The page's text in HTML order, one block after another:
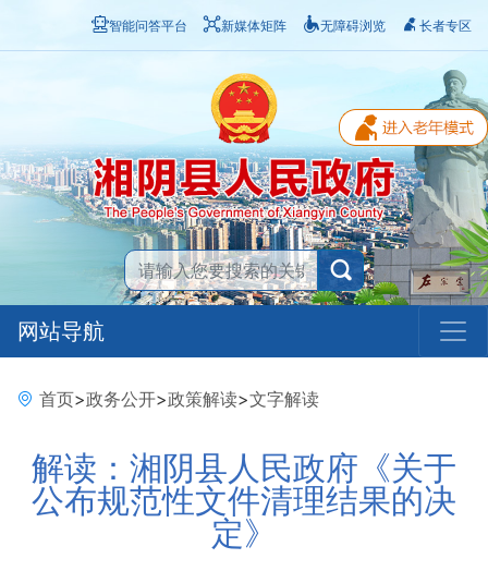
智能问答平台 新媒体矩阵 无障碍浏览 长者专区
网站导航
首页>政务公开>政策解读>文字解读
解读：湘阴县人民政府《关于
公布规范性文件清理结果的决
定》